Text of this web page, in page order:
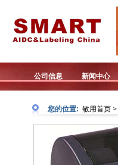
公司信息 新闻中心
您的位置: 敏用首页 >